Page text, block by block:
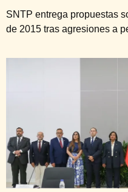
SNTP entrega propuestas
de 2015 tras agresiones a